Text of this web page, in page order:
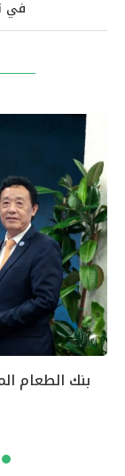
في
بنك الطعام